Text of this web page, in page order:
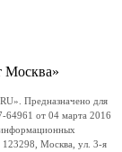
Москва»
Предназначено для
64961 от 04 марта 2016
123298, Москва, ул. 3-я